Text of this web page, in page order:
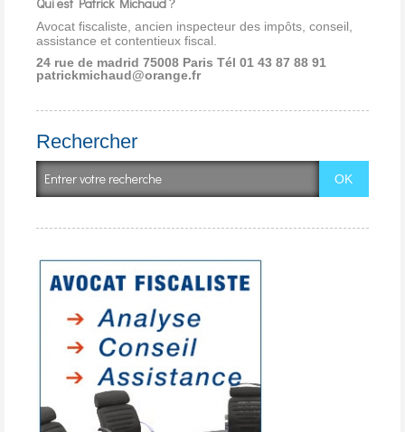
Avocat fiscaliste, ancien inspecteur des impôts, conseil,
assistance et contentieux fiscal.
24 rue de madrid 75008 Paris Tél 01 43 87 88 91
patrickmichaud@orange.fr
Rechercher